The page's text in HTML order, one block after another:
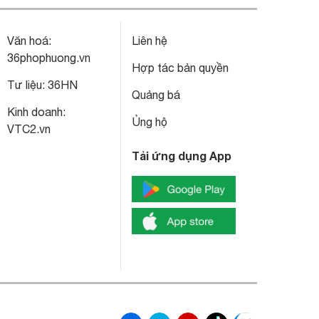
Văn hoá:
36phophuong.vn
Tư liệu: 36HN
Kinh doanh:
VTC2.vn
Liên hệ
Hợp tác bản quyền
Quảng bá
Ủng hộ
Tải ứng dụng App